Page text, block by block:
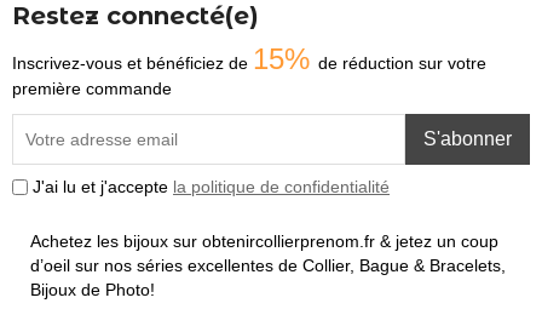
Restez connecté(e)
Inscrivez-vous et bénéficiez de 15% de réduction sur votre
première commande
S'abonner
J'ai lu et j'accepte la politique de confidentialité
Achetez les bijoux sur obtenircollierprenom.fr & jetez un coup
d’oeil sur nos séries excellentes de Collier, Bague & Bracelets,
Bijoux de Photo!